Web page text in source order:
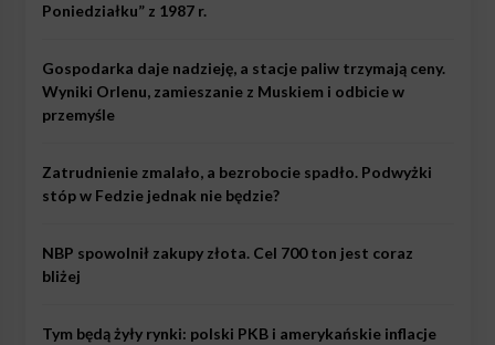
Poniedziałku” z 1987 r.
Gospodarka daje nadzieję, a stacje paliw trzymają ceny.
Wyniki Orlenu, zamieszanie z Muskiem i odbicie w
przemyśle
Zatrudnienie zmalało, a bezrobocie spadło. Podwyżki
stóp w Fedzie jednak nie będzie?
NBP spowolnił zakupy złota. Cel 700 ton jest coraz
bliżej
Tym będą żyły rynki: polski PKB i amerykańskie inflacje